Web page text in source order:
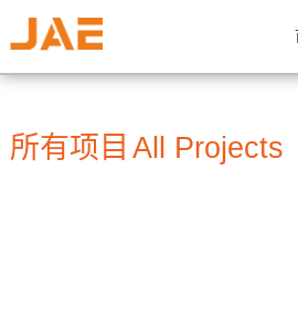
所有项目 All Projects